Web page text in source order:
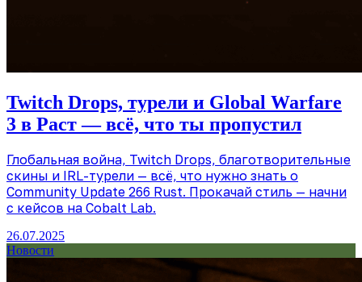
Twitch Drops, турели и Global Warfare
3 в Раст — всё, что ты пропустил
Глобальная война, Twitch Drops, благотворительные
скины и IRL-турели — всё, что нужно знать о
Community Update 266 Rust. Прокачай стиль — начни
с кейсов на Cobalt Lab.
26.07.2025
Новости